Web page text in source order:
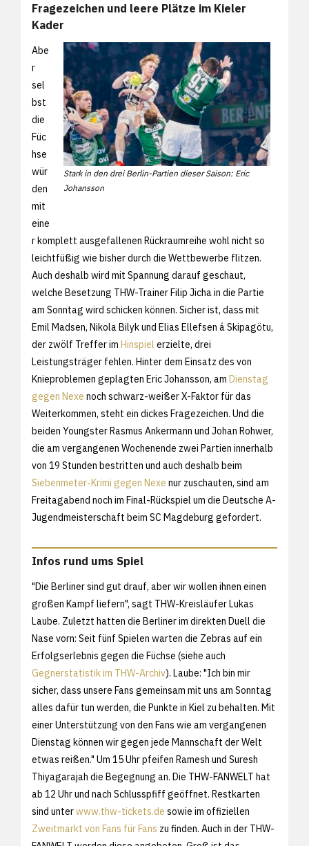
Fragezeichen und leere Plätze im Kieler
Kader
Stark in den drei Berlin-Partien dieser Saison: Eric
Johansson
Abe
r
sel
bst
die
Füc
hse
wür
den
mit
eine
r komplett ausgefallenen Rückraumreihe wohl nicht so
leichtfüßig wie bisher durch die Wettbewerbe flitzen.
Auch deshalb wird mit Spannung darauf geschaut,
welche Besetzung THW-Trainer Filip Jicha in die Partie
am Sonntag wird schicken können. Sicher ist, dass mit
Emil Madsen, Nikola Bilyk und Elias Ellefsen á Skipagötu,
der zwölf Treffer im Hinspiel erzielte, drei
Leistungsträger fehlen. Hinter dem Einsatz des von
Knieproblemen geplagten Eric Johansson, am Dienstag
gegen Nexe noch schwarz-weißer X-Faktor für das
Weiterkommen, steht ein dickes Fragezeichen. Und die
beiden Youngster Rasmus Ankermann und Johan Rohwer,
die am vergangenen Wochenende zwei Partien innerhalb
von 19 Stunden bestritten und auch deshalb beim
Siebenmeter-Krimi gegen Nexe nur zuschauten, sind am
Freitagabend noch im Final-Rückspiel um die Deutsche A-
Jugendmeisterschaft beim SC Magdeburg gefordert.
Infos rund ums Spiel
"Die Berliner sind gut drauf, aber wir wollen ihnen einen
großen Kampf liefern", sagt THW-Kreisläufer Lukas
Laube. Zuletzt hatten die Berliner im direkten Duell die
Nase vorn: Seit fünf Spielen warten die Zebras auf ein
Erfolgserlebnis gegen die Füchse (siehe auch
Gegnerstatistik im THW-Archiv). Laube: "Ich bin mir
sicher, dass unsere Fans gemeinsam mit uns am Sonntag
alles dafür tun werden, die Punkte in Kiel zu behalten. Mit
einer Unterstützung von den Fans wie am vergangenen
Dienstag können wir gegen jede Mannschaft der Welt
etwas reißen." Um 15 Uhr pfeifen Ramesh und Suresh
Thiyagarajah die Begegnung an. Die THW-FANWELT hat
ab 12 Uhr und nach Schlusspfiff geöffnet. Restkarten
sind unterwww.thw-tickets.de sowie im offiziellen
Zweitmarkt von Fans für Fans zu finden. Auch in der THW-